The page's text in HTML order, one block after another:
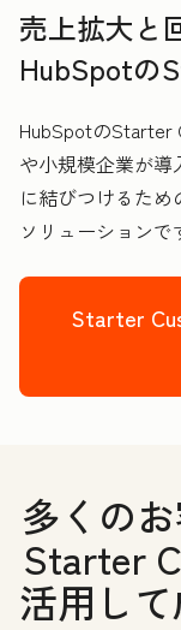
売上拡大と
HubSpotの
HubSpotのStarter
や小規模企業が
に結びつけるた
ソリューションで
Starter
多くの
Starter
活用し